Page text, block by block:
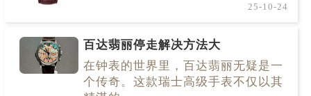
25-10-24
百达翡丽停走解决方法大
在钟表的世界里，百达翡丽无疑是一
个传奇。这款瑞士高级手表不仅以其